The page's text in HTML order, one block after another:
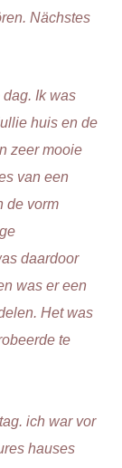
Nächstes
Ik was
huis en de
zeer mooie
van een
de vorm
daardoor
was er een
Het was
te
ich war vor
hauses